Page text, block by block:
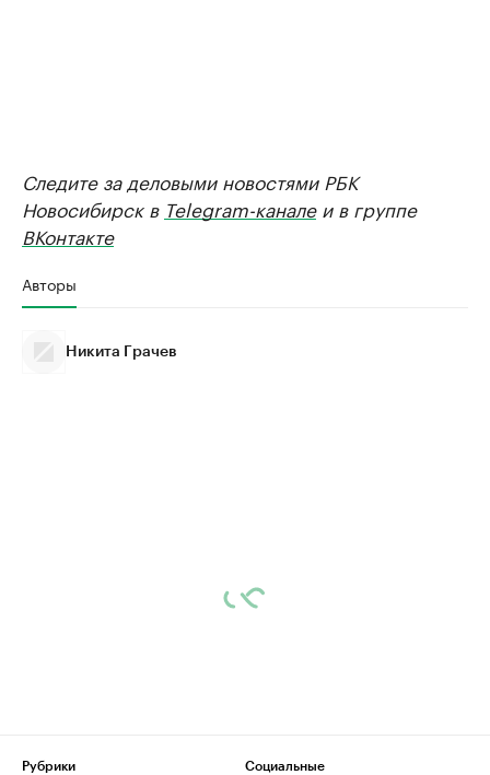
Следите за деловыми новостями РБК
Новосибирск в Telegram-каналеи в группе
ВКонтакте
Авторы
Никита Грачев
Рубрики
Социальные